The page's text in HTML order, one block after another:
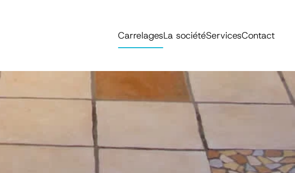
CarrelagesLa sociétéServicesContact